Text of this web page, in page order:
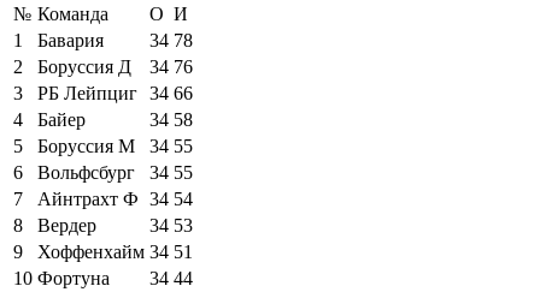
№ Команда О И
1
Бавария 34 78
2
Боруссия Д 34 76
3
РБ Лейпциг 34 66
4
Байер 34 58
5
Боруссия М 34 55
6
Вольфсбург 34 55
7
Айнтрахт Ф 34 54
8
Вердер 34 53
9
Хоффенхайм 34 51
10 Фортуна 34 44